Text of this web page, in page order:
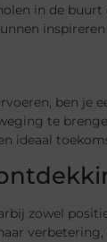
in de
ben je
te
ideaal
zowel